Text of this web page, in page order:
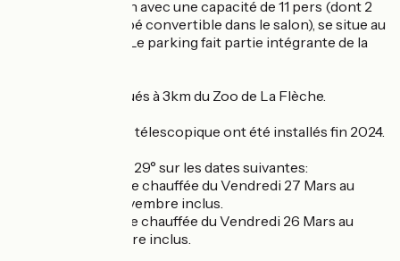
charmante maison avec une capacité de 11 pers (dont 2
pers avec le canapé convertible dans le salon), se situe au
bord de la rivière. Le parking fait partie intégrante de la
Nous sommes situés à 3km du Zoo de La Flèche.
La piscine et l'abri télescopique ont été installés fin 2024.
Elle est chauffée à 29° sur les dates suivantes:
Pour 2026: Piscine chauffée du Vendredi 27 Mars au
Dimanche 1er Novembre inclus.
Pour 2027: Piscine chauffée du Vendredi 26 Mars au
Lundi 1er Novembre inclus.